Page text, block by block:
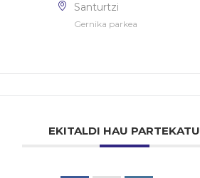
Santurtzi
Gernika parkea
EKITALDI HAU PARTEKATU